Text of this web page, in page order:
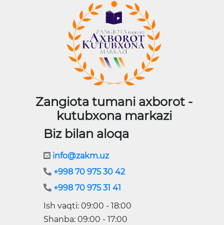
Zangiota tumani axborot -
kutubxona markazi
Biz bilan aloqa
info@zakm.uz
+998 70 975 30 42
+998 70 975 31 41
Ish vaqti: 09:00 - 18:00
Shanba: 09:00 - 17:00